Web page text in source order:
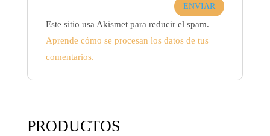
Este sitio usa Akismet para reducir el spam.
Aprende cómo se procesan los datos de tus
comentarios.
PRODUCTOS